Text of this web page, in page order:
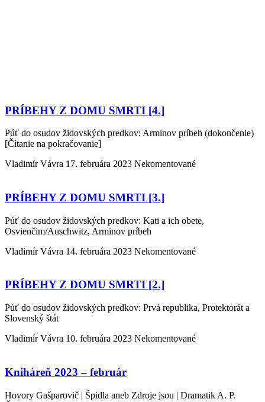
PRÍBEHY Z DOMU SMRTI [4.]
Púť do osudov židovských predkov: Arminov príbeh (dokončenie)
[Čítanie na pokračovanie]
Vladimír Vávra 17. februára 2023 Nekomentované
PRÍBEHY Z DOMU SMRTI [3.]
Púť do osudov židovských predkov: Kati a ich obete,
Osvienčim/Auschwitz, Arminov príbeh
Vladimír Vávra 14. februára 2023 Nekomentované
PRÍBEHY Z DOMU SMRTI [2.]
Púť do osudov židovských predkov: Prvá republika, Protektorát a
Slovenský štát
Vladimír Vávra 10. februára 2023 Nekomentované
Kniháreň 2023 – február
Hovory Gašparovič | Špidla aneb Zdroje jsou | Dramatik A. P.